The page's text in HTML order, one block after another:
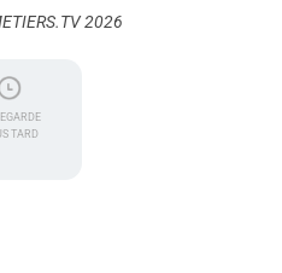
2026
TARD